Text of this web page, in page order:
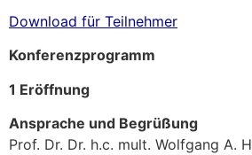
Download für Teilnehmer
Konferenzprogramm
1 Eröffnung
Ansprache und Begrüßung
Prof. Dr. Dr. h.c. mult. Wolfgang A.